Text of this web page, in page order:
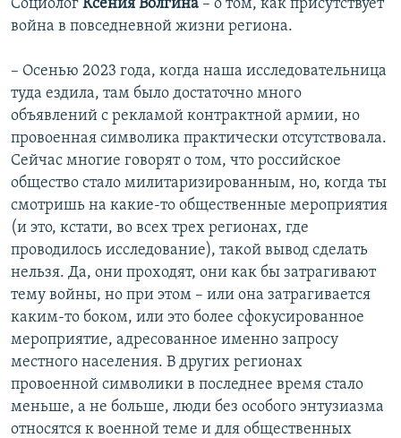
война в повседневной жизни региона.
– Осенью 2023 года, когда наша исследовательница
туда ездила, там было достаточно много
объявлений с рекламой контрактной армии, но
провоенная символика практически отсутствовала.
Сейчас многие говорят о том, что российское
общество стало милитаризированным, но, когда ты
смотришь на какие-то общественные мероприятия
(и это, кстати, во всех трех регионах, где
проводилось исследование), такой вывод сделать
нельзя. Да, они проходят, они как бы затрагивают
тему войны, но при этом – или она затрагивается
каким-то боком, или это более сфокусированное
мероприятие, адресованное именно запросу
местного населения. В других регионах
провоенной символики в последнее время стало
меньше, а не больше, люди без особого энтузиазма
относятся к военной теме и для общественных